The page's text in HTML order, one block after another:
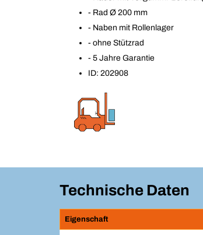
- Rad Ø 200 mm
- Naben mit Rollenlager
- ohne Stützrad
- 5 Jahre Garantie
ID: 202908
Technische Daten
Eigenschaft